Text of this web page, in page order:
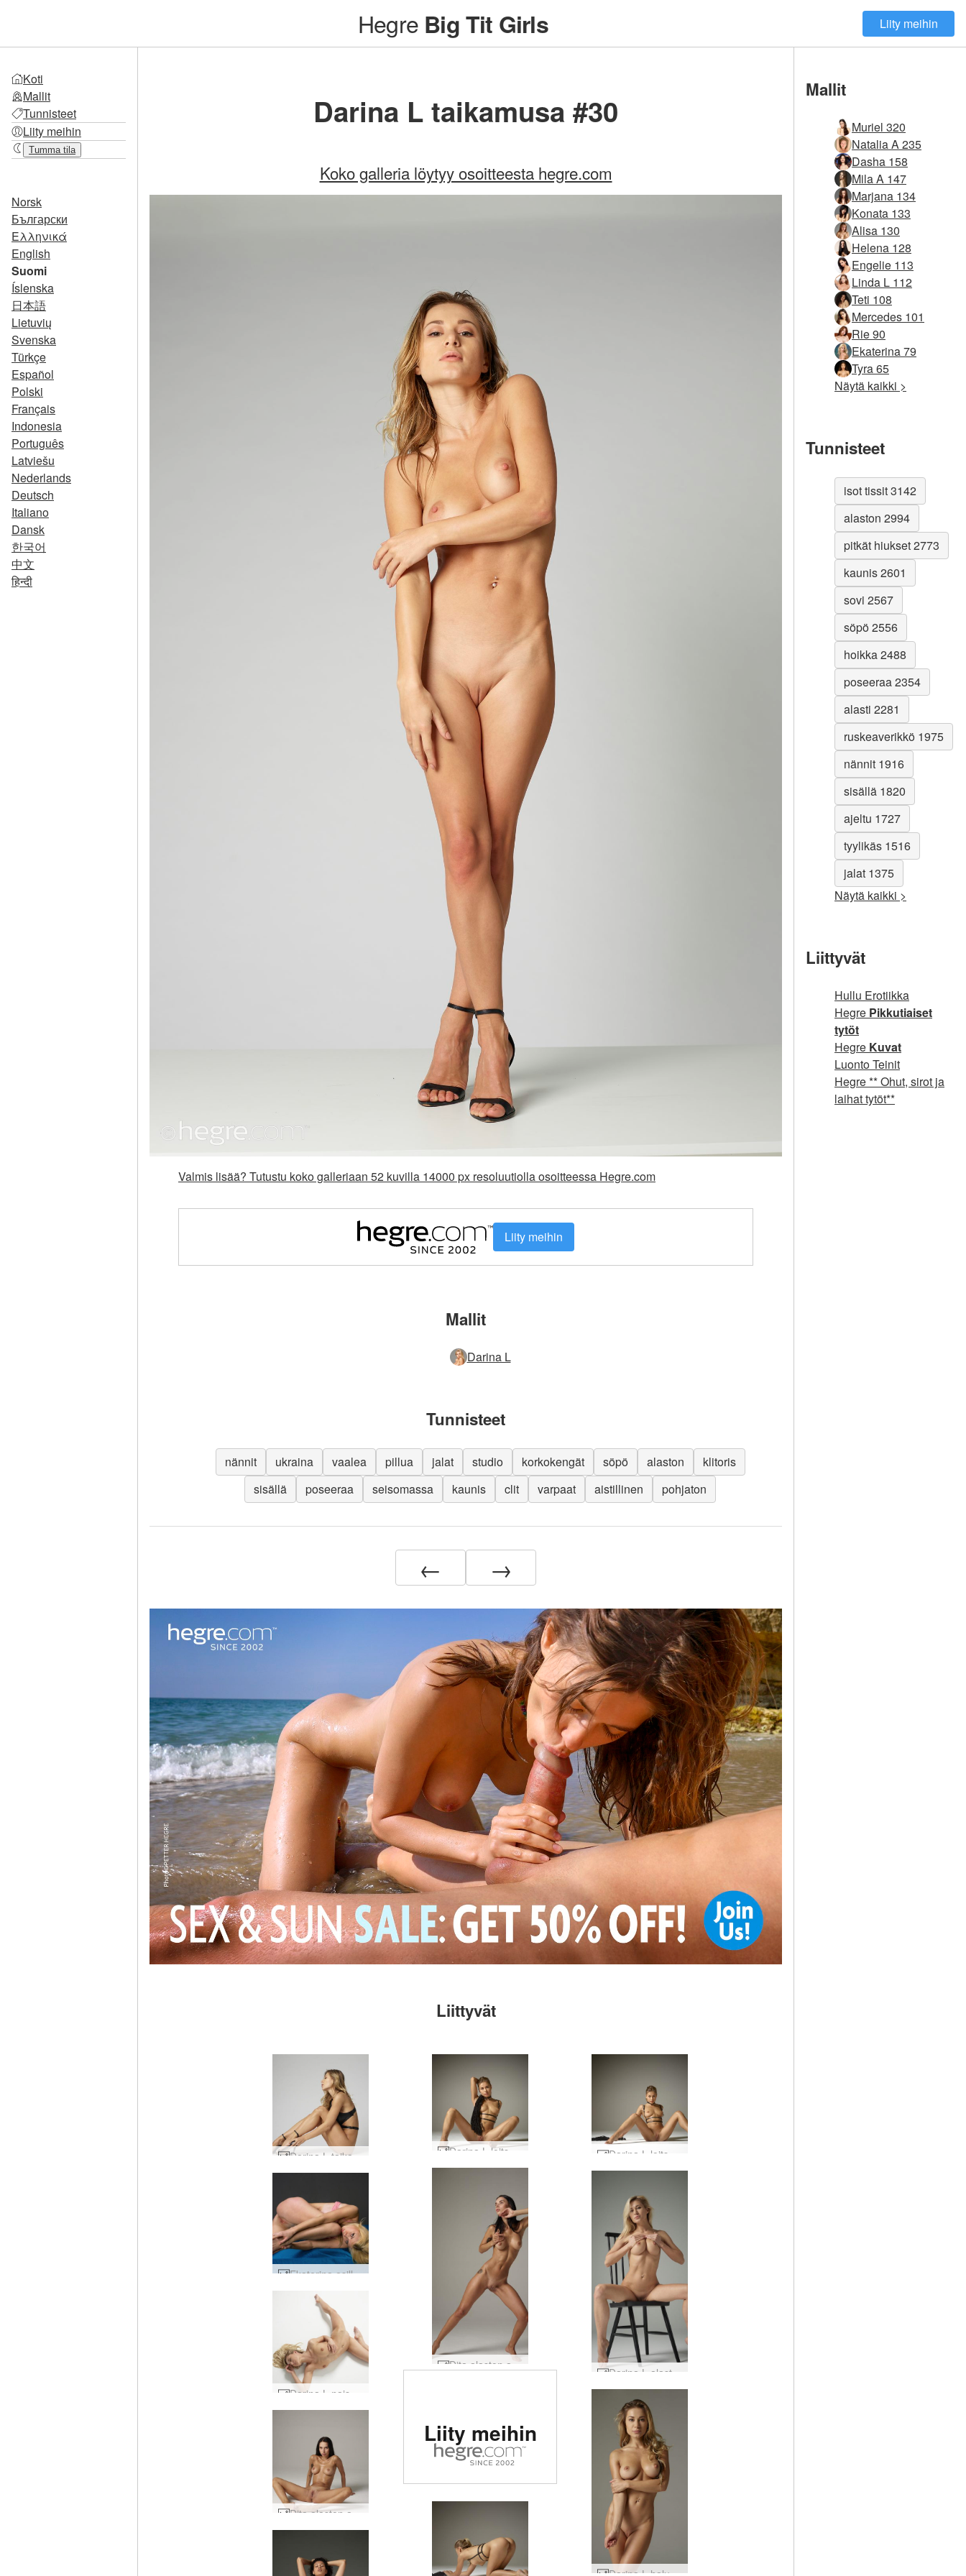
Hegre Big Tit Girls Liity meihin
Koti
Mallit
Tunnisteet
Liity meihin
Tumma tila
Norsk
Български
Ελληνικά
English
Suomi
Íslenska
日本語
Lietuvių
Svenska
Türkçe
Español
Polski
Français
Indonesia
Português
Latviešu
Nederlands
Deutsch
Italiano
Dansk
한국어
中文
हिन्दी
Darina L taikamusa #30
Koko galleria löytyy osoitteesta hegre.com
Valmis lisää? Tutustu koko galleriaan 52 kuvilla 14000 px resoluutiolla osoitteessa Hegre.com
Liity meihin
Mallit
Darina L
Tunnisteet
nännit ukraina vaalea pillua jalat studio korkokengät söpö alaston
klitoris
sisällä
poseeraa seisomassa kaunis clit varpaat aistillinen pohjaton
← →
Liittyvät
Darina L taikamusa #22 Darina L loitsua sinut #45
Dita alaston asenne #37
Ekaterina esillä #81
eroottinen
sivusto
maailmassa
Liity meihin
Dita alaston asenne #41
Mallit
Muriel 320
Natalia A 235
Dasha 158
Mila A 147
Marjana 134
Konata 133
Alisa 130
Helena 128
Engelie 113
Linda L 112
Teti 108
Mercedes 101
Rie 90
Ekaterina 79
Tyra 65
Näytä kaikki >
Tunnisteet
isot tissit 3142
alaston 2994
pitkät hiukset 2773
kaunis 2601
sovi 2567
söpö 2556
hoikka 2488
poseeraa 2354
alasti 2281
ruskeaverikkö 1975
nännit 1916
sisällä 1820
ajeltu 1727
tyylikäs 1516
jalat 1375
Näytä kaikki >
Liittyvät
Hullu Erotiikka
Hegre Pikkutiaiset
tytöt
Hegre Kuvat
Luonto Teinit
Hegre ** Ohut, sirot ja
laihat tytöt**